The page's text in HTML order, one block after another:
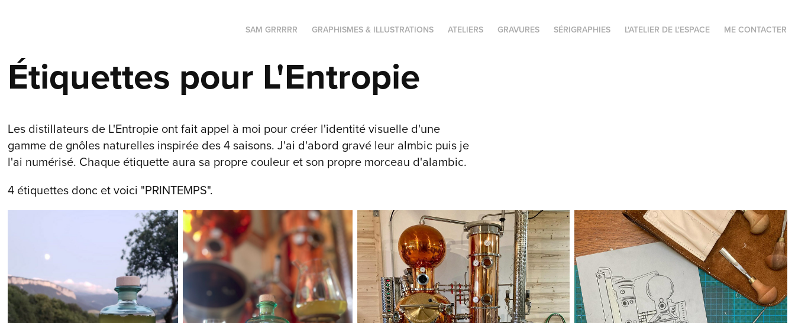
SAM GRRRRR GRAPHISMES & ILLUSTRATIONS ATELIERS GRAVURES SÉRIGRAPHIES L'ATELIER DE L'ESPACE ME CONTACTER
Étiquettes pour L'Entropie
Les distillateurs de L'Entropie ont fait appel à moi pour créer l'identité visuelle d'une
gamme de gnôles naturelles inspirée des 4 saisons. J'ai d'abord gravé leur almbic puis je
l'ai numérisé. Chaque étiquette aura sa propre couleur et son propre morceau d'alambic.
4 étiquettes donc et voici "PRINTEMPS".